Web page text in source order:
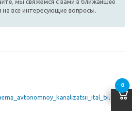
мы свяжемся с вами в ближайшее
на все интересующие вопросы.
montazhnaya_skhema_avtonomnoy_kanalizatsii_ital_bio_3
0